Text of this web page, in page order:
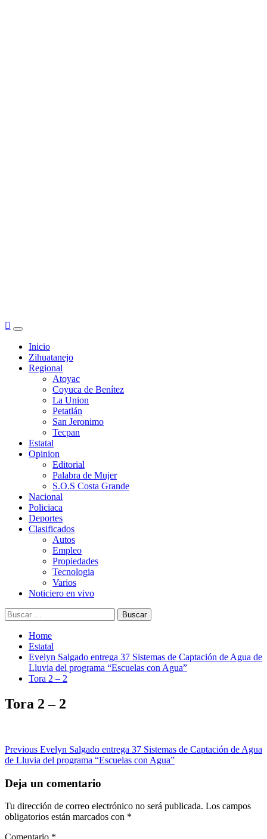
Primary
MenuInicio
Zihuatanejo
Regional
Atoyac
Coyuca de Benítez
La Union
Petatlán
San Jeronimo
Tecpan
Estatal
Opinion
Editorial
Palabra de Mujer
S.O.S Costa Grande
Nacional
Policiaca
Deportes
Clasificados
Autos
Empleo
Propiedades
Tecnologia
Varios
Noticiero en vivo
Buscar:
Home
Estatal
Evelyn Salgado entrega 37 Sistemas de Captación de Agua de
Lluvia del programa “Escuelas con Agua”
Tora 2 – 2
Tora 2 – 2
Post
navigation
Previous Evelyn Salgado entrega 37 Sistemas de Captación de Agua
de Lluvia del programa “Escuelas con Agua”
Deja un comentario
Tu dirección de correo electrónico no será publicada. Los campos
obligatorios están marcados con *